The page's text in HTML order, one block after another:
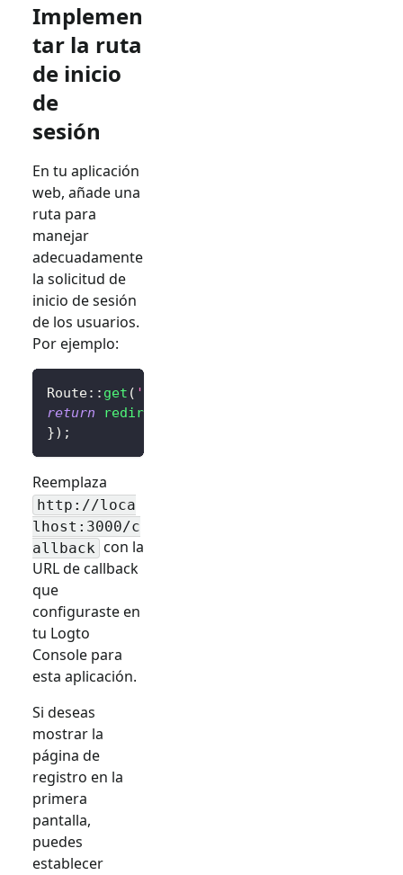
Implemen
tar la ruta
de inicio
de
sesión
En tu aplicación
web, añade una
ruta para
manejar
adecuadamente
la solicitud de
inicio de sesión
de los usuarios.
Por ejemplo:
Route:: get ( '/sign-in'
return
redirect
}) ;
Reemplaza
http://loca
lhost:3000/c
allback con la
URL de callback
que
configuraste en
tu Logto
Console para
esta aplicación.
Si deseas
mostrar la
página de
registro en la
primera
pantalla,
puedes
establecer